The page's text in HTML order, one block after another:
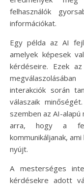
felhasználók
információkat.
Egy példa az AI
amelyek képesek
kérdéseire. Ezek
interakciók során
válaszaik
szemben az AI-
arra, hogy a
kommunikáljanak,
nyújt.
A mesterséges
kérdésekre adott